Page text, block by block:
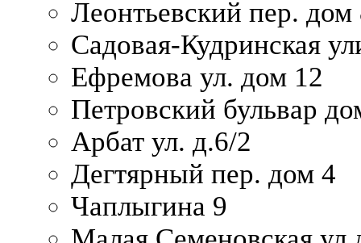
Леонтьевский пер. дом
Садовая-Кудринская
Ефремова ул. дом 12
Петровский бульвар
Арбат ул. д.6/2
Дегтярный пер. дом 4
Чаплыгина 9